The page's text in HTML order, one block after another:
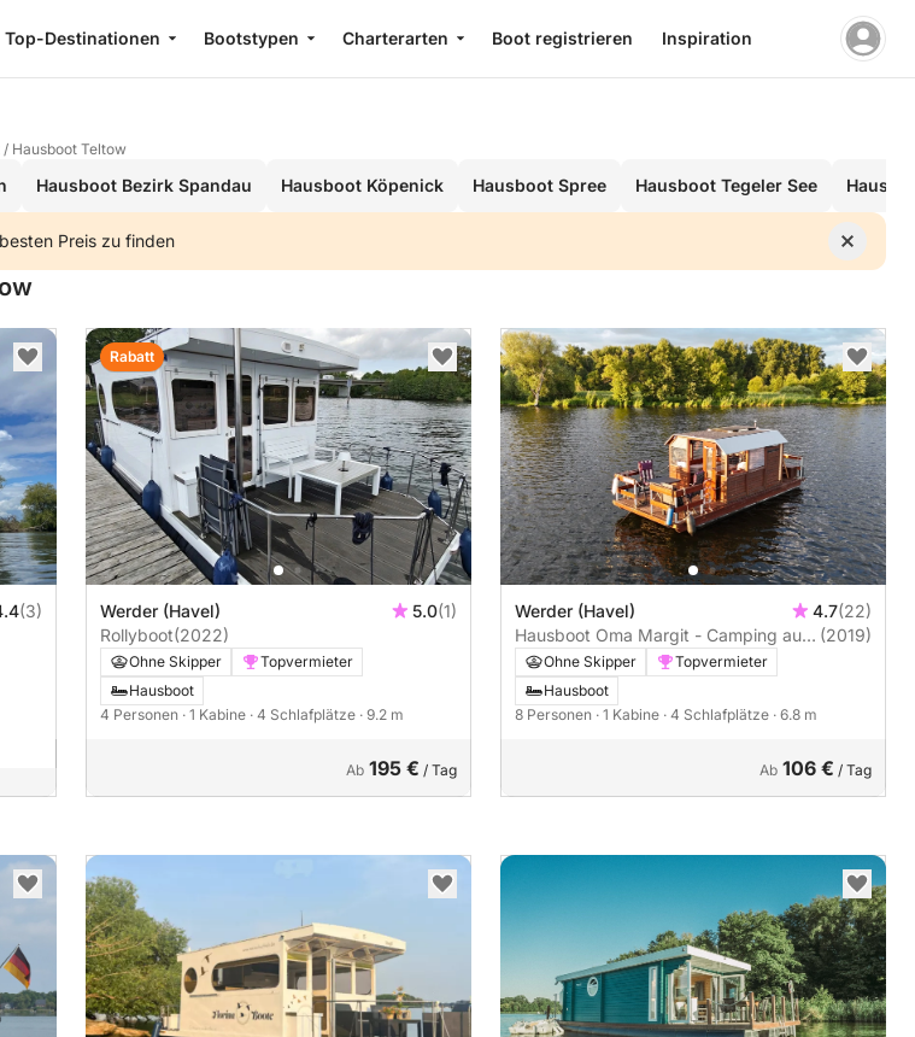
Top-Destinationen Bootstypen Charterarten Boot registrieren Inspiration
/ Hausboot Teltow
Hausboot Bezirk Spandau Hausboot Köpenick Hausboot Spree Hausboot Tegeler See
Preis zu finden
(3)
Werder (Havel) 5.0(1)
Rollyboot(2022)
Ohne Skipper
Topvermieter
Hausboot
4 Personen · 1 Kabine · 4 Schlafplätze · 9.2 m
Ab 195 € / Tag
Rabatt
Werder (Havel) 4.7(22)
Hausboot Oma Margit - Camping auf
dem Wasser
(2019)
Ohne Skipper
Topvermieter
Hausboot
8 Personen · 1 Kabine · 4 Schlafplätze · 6.8 m
Ab 106 € / Tag